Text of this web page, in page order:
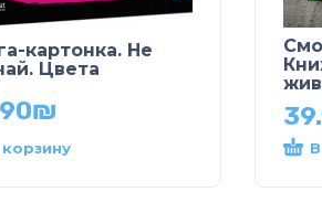
картонка. Не
Цвета
₪